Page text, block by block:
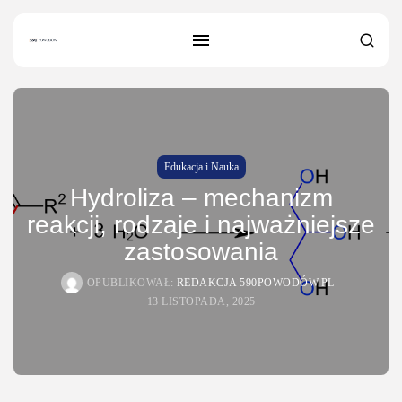
SZUKAJ
Edukacja i Nauka
Hydroliza – mechanizm
reakcji, rodzaje i najważniejsze
zastosowania
OPUBLIKOWAŁ: REDAKCJA 590POWODÓW.PL
13 LISTOPADA, 2025